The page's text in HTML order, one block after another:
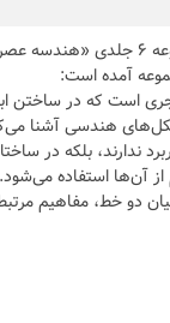
آمده است:
است که در ساختن
هندسی آشنا
ندارند، بلکه در
از آن‌ها استفاده می‌شود.
دو خط، مفاهیم